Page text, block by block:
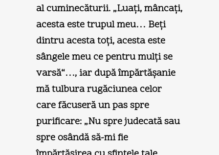
al cuminecăturii. „Luaţi, mâncaţi,
acesta este trupul meu… Beţi
dintru acesta toţi, acesta este
sângele meu ce pentru mulţi se
varsă“…, iar după împărtăşanie
mă tulbura rugăciunea celor
care făcuseră un pas spre
purificare: „Nu spre judecată sau
spre osândă să-mi fie